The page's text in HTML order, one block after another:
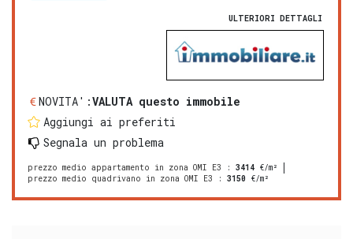
ULTERIORI DETTAGLI
NOVITA':VALUTA questo immobile
Aggiungi ai preferiti
Segnala un problema
prezzo medio appartamento in zona OMI E3 : 3414 €/m²
prezzo medio quadrivano in zona OMI E3 : 3150 €/m²